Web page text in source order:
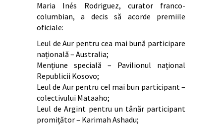
Maria Inés Rodriguez, curator franco-
columbian, a decis să acorde premiile
oficiale:
Leul de Aur pentru cea mai bună participare
națională – Australia;
Mențiune specială – Pavilionul național
Republicii Kosovo;
Leul de Aur pentru cel mai bun participant –
colectivului Mataaho;
Leul de Argint pentru un tânăr participant
promițător – Karimah Ashadu;